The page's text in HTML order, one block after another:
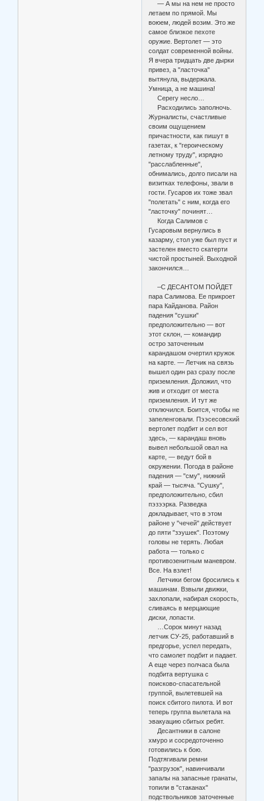
— А мы на нем не просто
летаем по прямой. Мы
воюем, людей возим. Это же
самое близкое пехоте
оружие. Вертолет — это
солдат современной войны.
Я вчера тридцать две дырки
привез, а "ласточка"
вытянула, выдержала.
Умница, а не машина!
Серегу несло…
Расходились заполночь.
Журналисты, счастливые
своим ощущением
причастности, как пишут в
газетах, к "героическому
летному труду", изрядно
"расслабленные",
обнимались, долго писали на
визитках телефоны, звали в
гости. Гусаров их тоже звал
"полетать" с ним, когда его
"ласточку" починят…
Когда Салимов с
Гусаровым вернулись в
казарму, стол уже был пуст и
застелен вместо скатерти
чистой простыней. Выходной
закончился…
–С ДЕСАНТОМ ПОЙДЕТ
пара Салимова. Ее прикроет
пара Кайданова. Район
падения "сушки"
предположительно — вот
этот склон, — командир
остро заточенным
карандашом очертил кружок
на карте. — Летчик на связь
вышел один раз сразу после
приземления. Доложил, что
жив и отходит от места
приземления. И тут же
отключился. Боится, чтобы не
запеленговали. Пээсесовский
вертолет подбит и сел вот
здесь, — карандаш вновь
вывел небольшой овал на
карте, — ведут бой в
окружении. Погода в районе
падения — "сму", нижний
край — тысяча. "Сушку",
предположительно, сбил
пэзээрка. Разведка
докладывает, что в этом
районе у "чечей" действует
до пяти "зэушек". Поэтому
головы не терять. Любая
работа — только с
противозенитным маневром.
Все. На взлет!
Летчики бегом бросились к
машинам. Взвыли движки,
захлопали, набирая скорость,
сливаясь в мерцающие
диски, лопасти.
…Сорок минут назад
летчик СУ-25, работавший в
предгорье, успел передать,
что самолет подбит и падает.
А еще через полчаса была
подбита вертушка с
поисково-спасательной
группой, вылетевшей на
поиск сбитого пилота. И вот
теперь группа вылетала на
эвакуацию сбитых ребят.
Десантники в салоне
хмуро и сосредоточенно
готовились к бою.
Подтягивали ремни
"разгрузок", навинчивали
запалы на запасные гранаты,
топили в "стаканах"
подствольников заточенные